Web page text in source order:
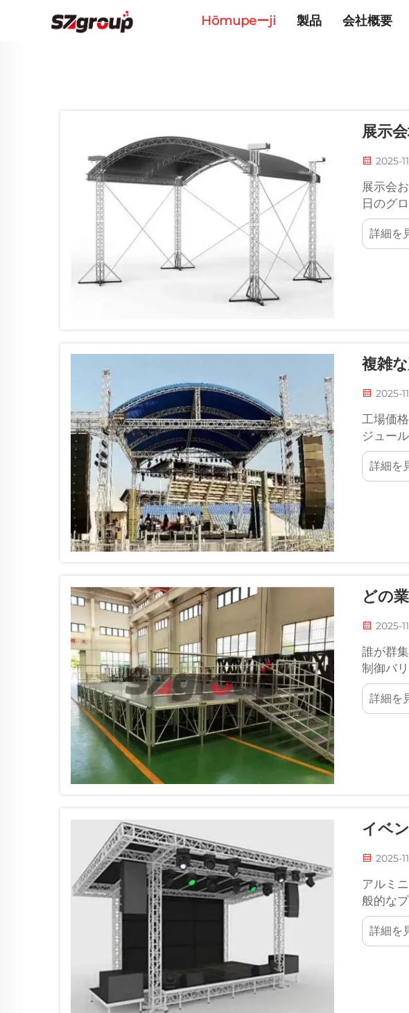
Hōmupeーji 製品 会社概要
展示
2025-
展示会
日のグ
レード
の設営
詳細を
複雑
2025-
工場価
ジュー
ステム
詳細を
どの
2025-
誰が群
制御バ
ュリテ
詳細を
イベ
2025-
アルミ
般的な
がら頑
最適です
詳細を